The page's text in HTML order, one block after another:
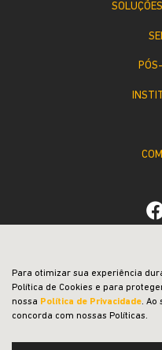
Desacelere.
Para otimizar sua experiência
Política de Cookies e para
nossa Política de Privacidade. Ao
concorda com nossas Políticas.